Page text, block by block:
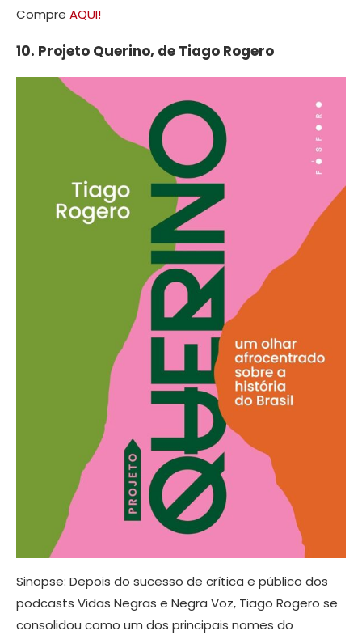
Compre AQUI!
10. Projeto Querino, de Tiago Rogero
Sinopse: Depois do sucesso de crítica e público dos
podcasts Vidas Negras e Negra Voz, Tiago Rogero se
consolidou como um dos principais nomes do